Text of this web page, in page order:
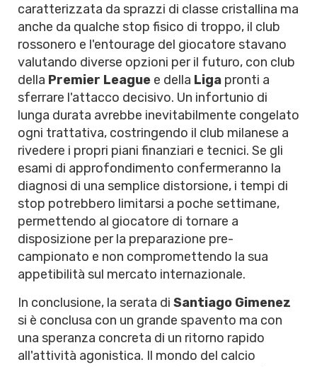
caratterizzata da sprazzi di classe cristallina ma
anche da qualche stop fisico di troppo, il club
rossonero e l'entourage del giocatore stavano
valutando diverse opzioni per il futuro, con club
della Premier League e della Liga pronti a
sferrare l'attacco decisivo. Un infortunio di
lunga durata avrebbe inevitabilmente congelato
ogni trattativa, costringendo il club milanese a
rivedere i propri piani finanziari e tecnici. Se gli
esami di approfondimento confermeranno la
diagnosi di una semplice distorsione, i tempi di
stop potrebbero limitarsi a poche settimane,
permettendo al giocatore di tornare a
disposizione per la preparazione pre-
campionato e non compromettendo la sua
appetibilità sul mercato internazionale.
In conclusione, la serata di Santiago Gimenez
si è conclusa con un grande spavento ma con
una speranza concreta di un ritorno rapido
all'attività agonistica. Il mondo del calcio